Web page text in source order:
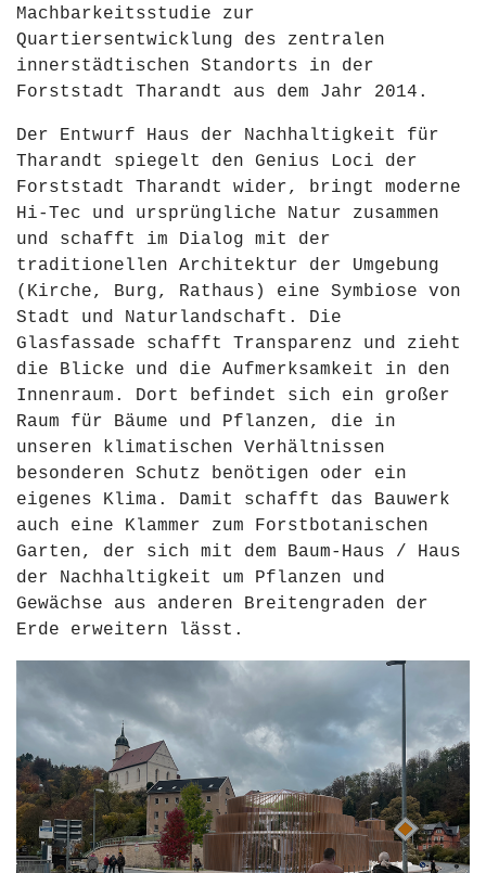
Machbarkeitsstudie zur
Quartiersentwicklung des zentralen
innerstädtischen Standorts in der
Forststadt Tharandt aus dem Jahr 2014.
Der Entwurf Haus der Nachhaltigkeit für
Tharandt spiegelt den Genius Loci der
Forststadt Tharandt wider, bringt moderne
Hi-Tec und ursprüngliche Natur zusammen
und schafft im Dialog mit der
traditionellen Architektur der Umgebung
(Kirche, Burg, Rathaus) eine Symbiose von
Stadt und Naturlandschaft. Die
Glasfassade schafft Transparenz und zieht
die Blicke und die Aufmerksamkeit in den
Innenraum. Dort befindet sich ein großer
Raum für Bäume und Pflanzen, die in
unseren klimatischen Verhältnissen
besonderen Schutz benötigen oder ein
eigenes Klima. Damit schafft das Bauwerk
auch eine Klammer zum Forstbotanischen
Garten, der sich mit dem Baum-Haus / Haus
der Nachhaltigkeit um Pflanzen und
Gewächse aus anderen Breitengraden der
Erde erweitern lässt.